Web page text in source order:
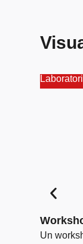
Laboratori
Un